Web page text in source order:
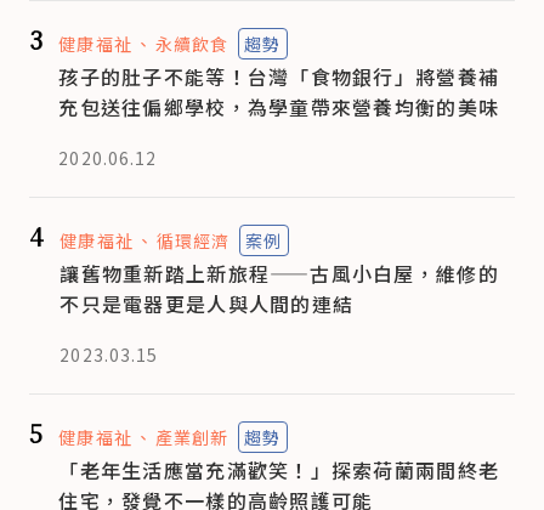
3 健康福祉 永續飲食 趨勢
孩子的肚子不能等！台灣「食物銀行」將營養補
充包送往偏鄉學校，為學童帶來營養均衡的美味
2020.06.12
4 健康福祉 循環經濟 案例
讓舊物重新踏上新旅程——古風小白屋，維修的
不只是電器更是人與人間的連結
2023.03.15
5 健康福祉 產業創新 趨勢
「老年生活應當充滿歡笑！」探索荷蘭兩間終老
住宅，發覺不一樣的高齡照護可能